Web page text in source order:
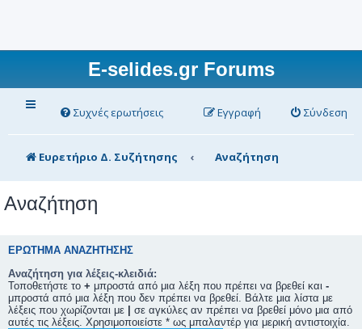
E-selides.gr Forums
Συχνές ερωτήσεις Σύνδεση
Εγγραφή
Ευρετήριο Δ. Συζήτησης Αναζήτηση
Αναζήτηση
ΕΡΏΤΗΜΑ ΑΝΑΖΉΤΗΣΗΣ
Αναζήτηση για λέξεις-κλειδιά:
Τοποθετήστε το + μπροστά από μια λέξη που πρέπει να βρεθεί και -
μπροστά από μια λέξη που δεν πρέπει να βρεθεί. Βάλτε μια λίστα με
λέξεις που χωρίζονται με | σε αγκύλες αν πρέπει να βρεθεί μόνο μια από
αυτές τις λέξεις. Χρησιμοποιείστε * ως μπαλαντέρ για μερική αντιστοιχία.